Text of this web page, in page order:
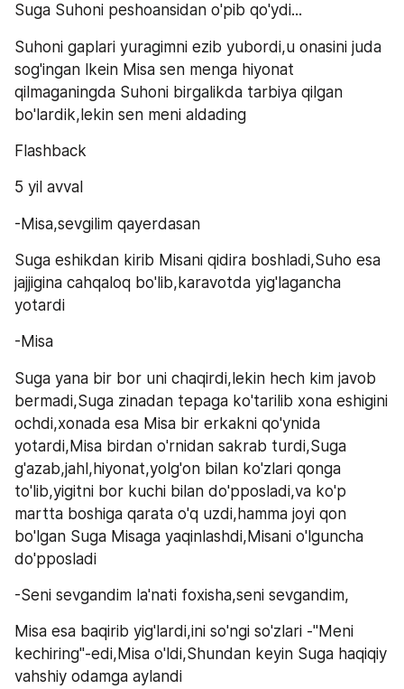
Suga Suhoni peshoansidan o'pib qo'ydi...
Suhoni gaplari yuragimni ezib yubordi,u onasini juda
sog'ingan lkein Misa sen menga hiyonat
qilmaganingda Suhoni birgalikda tarbiya qilgan
bo'lardik,lekin sen meni aldading
Flashback
5 yil avval
-Misa,sevgilim qayerdasan
Suga eshikdan kirib Misani qidira boshladi,Suho esa
jajjigina cahqaloq bo'lib,karavotda yig'lagancha
yotardi
-Misa
Suga yana bir bor uni chaqirdi,lekin hech kim javob
bermadi,Suga zinadan tepaga ko'tarilib xona eshigini
ochdi,xonada esa Misa bir erkakni qo'ynida
yotardi,Misa birdan o'rnidan sakrab turdi,Suga
g'azab,jahl,hiyonat,yolg'on bilan ko'zlari qonga
to'lib,yigitni bor kuchi bilan do'pposladi,va ko'p
martta boshiga qarata o'q uzdi,hamma joyi qon
bo'lgan Suga Misaga yaqinlashdi,Misani o'lguncha
do'pposladi
-Seni sevgandim la'nati foxisha,seni sevgandim,
Misa esa baqirib yig'lardi,ini so'ngi so'zlari -"Meni
kechiring"-edi,Misa o'ldi,Shundan keyin Suga haqiqiy
vahshiy odamga aylandi